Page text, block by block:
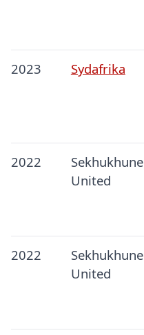
2023 Sydafrika
2022
Sekhukhune
United
2022
Sekhukhune
United